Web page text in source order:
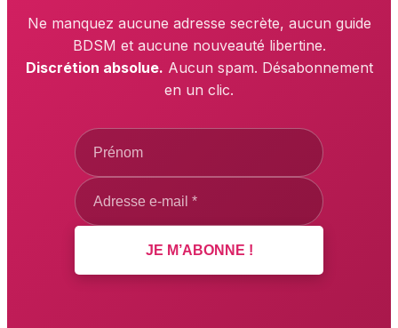
Ne manquez aucune adresse secrète, aucun guide
BDSM et aucune nouveauté libertine.
Discrétion absolue. Aucun spam. Désabonnement
en un clic.